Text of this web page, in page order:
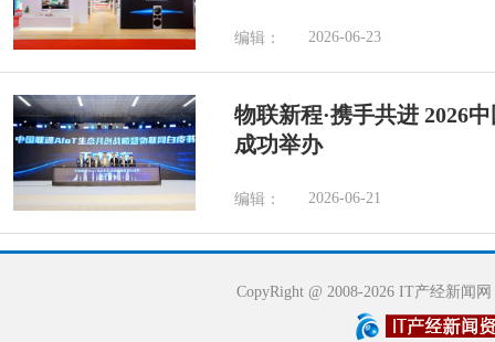
编辑： 2026-06-23
物联新程·携手共进 2026
成功举办
编辑： 2026-06-21
CopyRight @ 2008-2026 IT产经新闻